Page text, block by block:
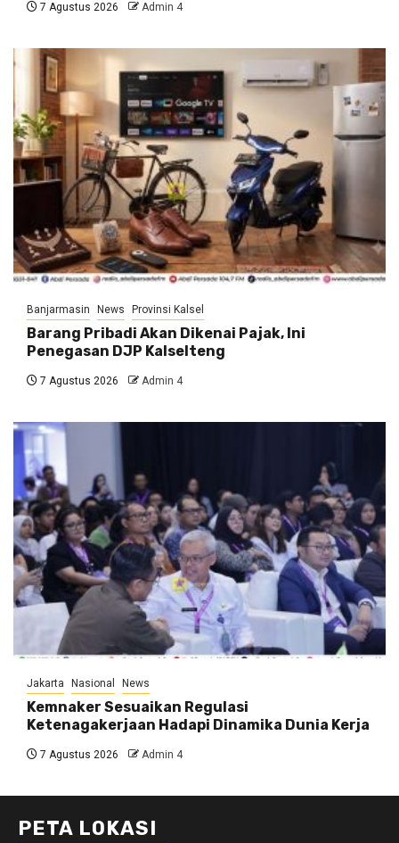
7 Agustus 2026 Admin 4
Banjarmasin News Provinsi Kalsel
Barang Pribadi Akan Dikenai Pajak, Ini
Penegasan DJP Kalselteng
7 Agustus 2026 Admin 4
Jakarta Nasional News
Kemnaker Sesuaikan Regulasi
Ketenagakerjaan Hadapi Dinamika Dunia Kerja
7 Agustus 2026 Admin 4
PETA LOKASI